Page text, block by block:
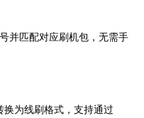
并匹配对应刷机包，无需手
为线刷格式，支持通过